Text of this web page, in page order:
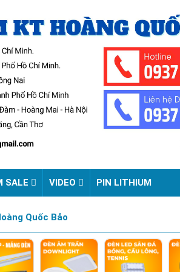
SALE VIDEO PIN LITHIUM
Quốc Bảo